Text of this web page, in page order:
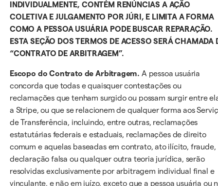
INDIVIDUALMENTE, CONTÉM RENÚNCIAS A AÇÃO
COLETIVA E JULGAMENTO POR JÚRI, E LIMITA A FORMA
COMO A PESSOA USUÁRIA PODE BUSCAR REPARAÇÃO.
ESTA SEÇÃO DOS TERMOS DE ACESSO SERÁ CHAMADA
“CONTRATO DE ARBITRAGEM”.
Escopo do Contrato de Arbitragem. A pessoa usuária
concorda que todas e quaisquer contestações ou
reclamações que tenham surgido ou possam surgir entre
a Stripe, ou que se relacionem de qualquer forma aos
de Transferência, incluindo, entre outras, reclamações
estatutárias federais e estaduais, reclamações de direito
comum e aquelas baseadas em contrato, ato ilícito, fraude,
declaração falsa ou qualquer outra teoria jurídica, serão
resolvidas exclusivamente por arbitragem individual final e
vinculante, e não em juízo, exceto que a pessoa usuária ou